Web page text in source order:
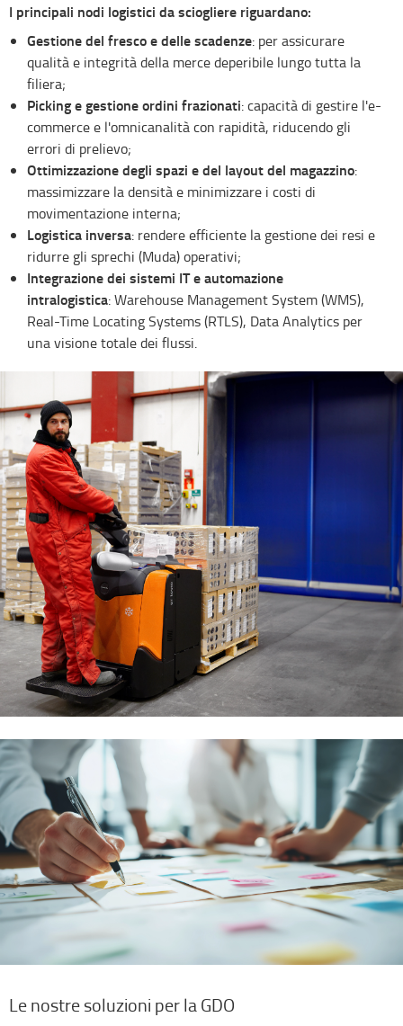
I principali nodi logistici da sciogliere riguardano:
Gestione del fresco e delle scadenze: per assicurare
qualità e integrità della merce deperibile lungo tutta la
filiera;
Picking e gestione ordini frazionati: capacità di gestire l'e-
commerce e l'omnicanalità con rapidità, riducendo gli
errori di prelievo;
Ottimizzazione degli spazi e del layout del magazzino:
massimizzare la densità e minimizzare i costi di
movimentazione interna;
Logistica inversa: rendere efficiente la gestione dei resi e
ridurre gli sprechi (Muda) operativi;
Integrazione dei sistemi IT e automazione
intralogistica: Warehouse Management System (WMS),
Real-Time Locating Systems (RTLS), Data Analytics per
una visione totale dei flussi.
Le nostre soluzioni per la GDO